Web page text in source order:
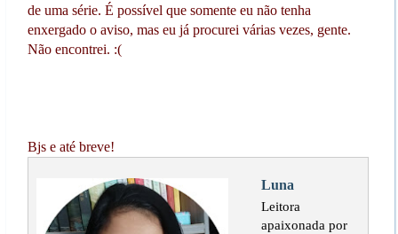
de uma série. É possível que somente eu não tenha
enxergado o aviso, mas eu já procurei várias vezes, gente.
Não encontrei. :(
Bjs e até breve!
Luna
Leitora
apaixonada por